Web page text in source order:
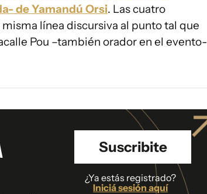
de Yamandú Orsi. Las cuatro
línea discursiva al punto tal que
Pou –también orador en el evento-
Suscribite
¿Ya estás registrado?
Iniciá sesión aquí